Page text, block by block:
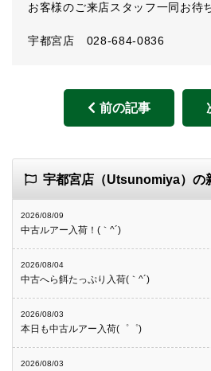
お客様のご来店スタッフ一同お待
宇都宮店 028-684-0836
前の記事
宇都宮店（Utsunomiya）の
2026/08/09
中古ルアー入荷！(｀^´)
2026/08/04
中古へら餌たっぷり入荷(｀^´)
2026/08/03
本日も中古ルアー入荷(゜゜)
2026/08/03